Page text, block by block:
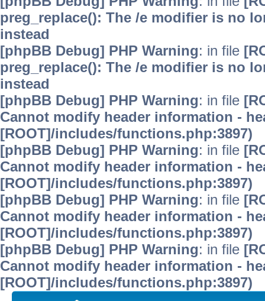
preg_replace(): The /e modifier is no
instead
[phpBB Debug] PHP Warning: in file
preg_replace(): The /e modifier is no
instead
[phpBB Debug] PHP Warning: in file
Cannot modify header information -
[ROOT]/includes/functions.php:3897)
[phpBB Debug] PHP Warning: in file
Cannot modify header information -
[ROOT]/includes/functions.php:3897)
[phpBB Debug] PHP Warning: in file
Cannot modify header information -
[ROOT]/includes/functions.php:3897)
[phpBB Debug] PHP Warning: in file
Cannot modify header information -
[ROOT]/includes/functions.php:3897)